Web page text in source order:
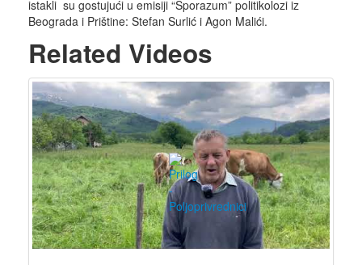
istakli su gostujući u emisiji “Sporazum” politikolozi iz
Beograda i Prištine: Stefan Surlić i Agon Malići.
Related Videos